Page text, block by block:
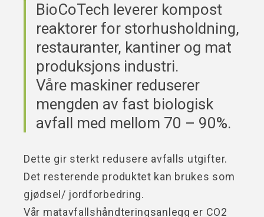
BioCoTech leverer kompost
reaktorer for storhusholdning,
restauranter, kantiner og mat
produksjons industri.
Våre maskiner reduserer
mengden av fast biologisk
avfall med mellom 70 – 90%.
Dette gir sterkt redusere avfalls utgifter.
Det resterende produktet kan brukes som
gjødsel/ jordforbedring.
Vår matavfallshåndteringsanlegg er CO2